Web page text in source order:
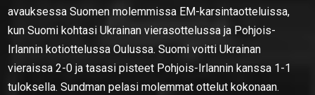
avauksessa Suomen molemmissa EM-karsintaotteluissa,
kun Suomi kohtasi Ukrainan vierasottelussa ja Pohjois-
Irlannin kotiottelussa Oulussa. Suomi voitti Ukrainan
vieraissa 2-0 ja tasasi pisteet Pohjois-Irlannin kanssa 1-1
tuloksella. Sundman pelasi molemmat ottelut kokonaan.